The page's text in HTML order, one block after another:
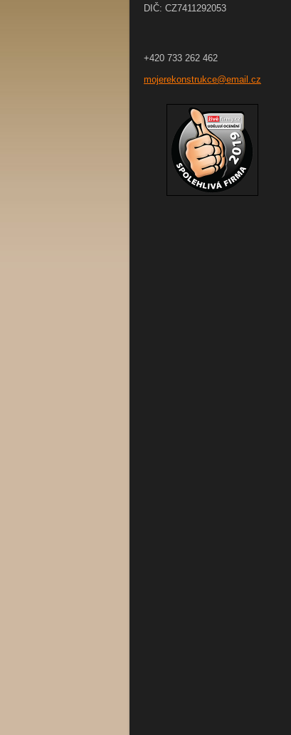
DIČ: CZ7411292053
+420 733 262 462
mojerekonstrukce@email.cz